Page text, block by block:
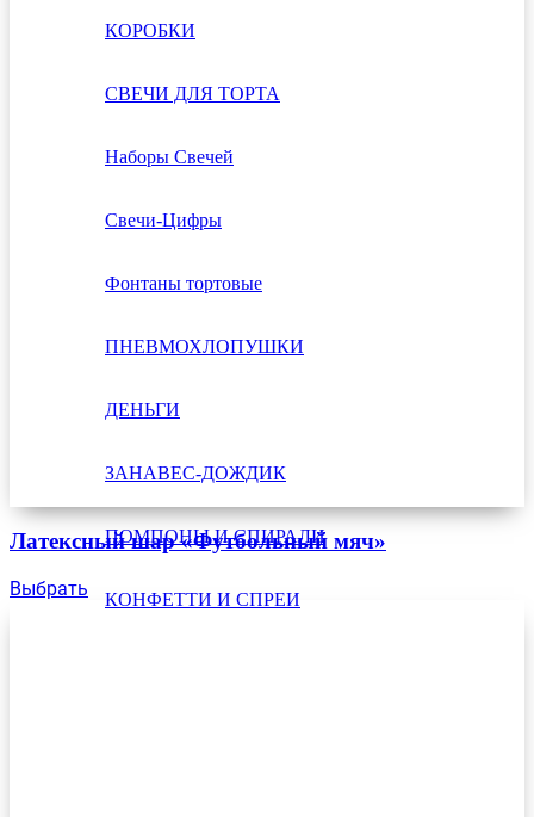
КОРОБКИ
СВЕЧИ ДЛЯ ТОРТА
Наборы Свечей
Свечи-Цифры
Фонтаны тортовые
ПНЕВМОХЛОПУШКИ
ДЕНЬГИ
ЗАНАВЕС-ДОЖДИК
ПОМПОНЫ И СПИРАЛИ
КОНФЕТТИ И СПРЕИ
Латексный шар «Футбольный мяч»
Выбрать